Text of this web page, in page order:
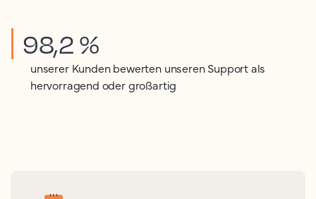
98,2 %
unserer Kunden bewerten unseren Support als
hervorragend oder großartig